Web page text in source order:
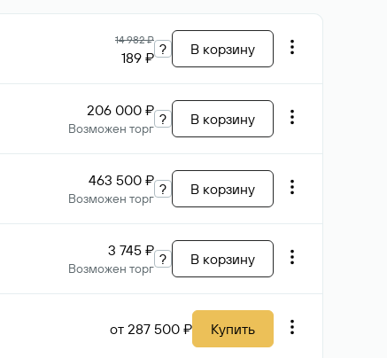
14 982 ₽
189 ₽ ? В корзину
206 000 ₽
Возможен торг
? В корзину
463 500 ₽
Возможен торг
? В корзину
3 745 ₽
Возможен торг
? В корзину
от 287 500 ₽ Купить